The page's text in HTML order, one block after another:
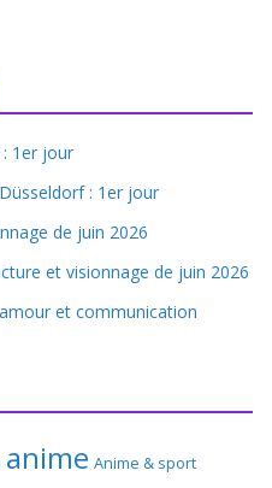
1er jour
: 1er jour
de juin 2026
et visionnage de juin 2026
et communication
anime Anime & sport